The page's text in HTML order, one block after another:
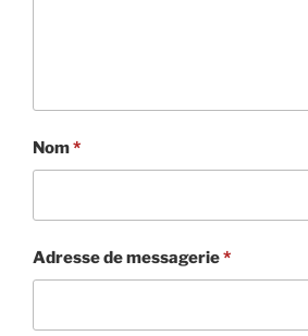
Nom*
Adresse de messagerie*